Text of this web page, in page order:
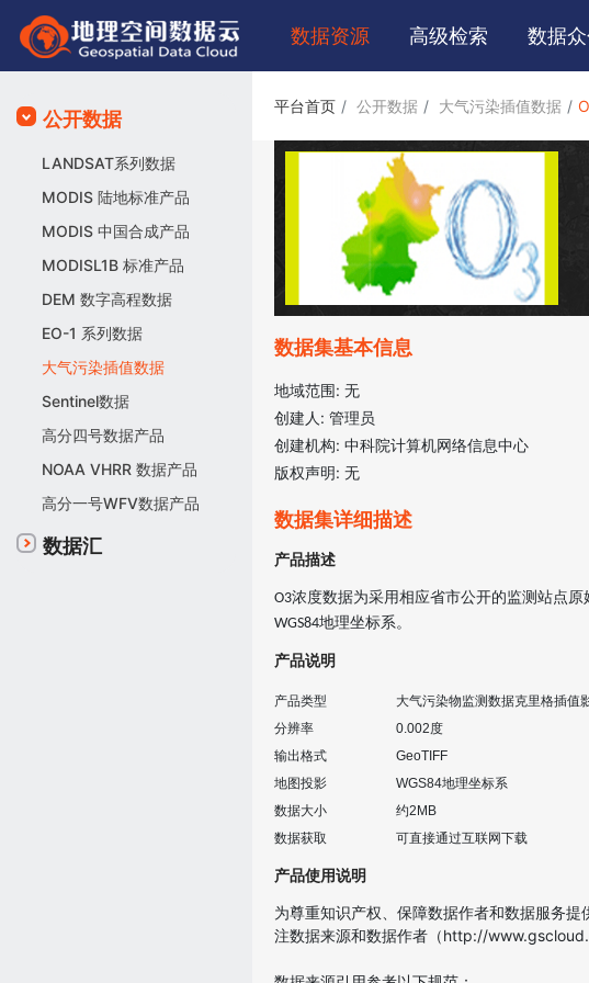
数据资源 高级检索 数据
公开数据
LANDSAT系列数据
MODIS 陆地标准产品
MODIS 中国合成产品
MODISL1B 标准产品
DEM 数字高程数据
EO-1 系列数据
大气污染插值数据
Sentinel数据
高分四号数据产品
NOAA VHRR 数据产品
高分一号WFV数据产品
数据汇
平台首页 公开数据 大气污染插值数据
数据集基本信息
地域范围: 无
创建人: 管理员
创建机构: 中科院计算机网络信息中心
版权声明: 无
数据集详细描述
产品描述
O3浓度数据为采用相应省市公开的监测站点
WGS84地理坐标系。
产品说明
产品类型
大气污染物监测数据克里格插值
分辨率
0.002度
输出格式
GeoTIFF
地图投影
WGS84地理坐标系
数据大小
约2MB
数据获取
可直接通过互联网下载
产品使用说明
为尊重知识产权、保障数据作者和数据服务
注数据来源和数据作者（http://